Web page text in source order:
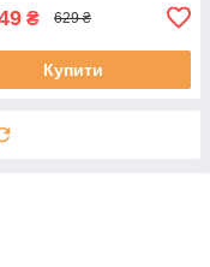
₴ 629 ₴
Купити